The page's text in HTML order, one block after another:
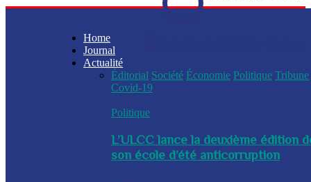
Home
Journal
Actualité
Éditorial Société Économie Politique Tribune
Covid-19
Politique
L’ULCC lance la deuxième édition
son école d’été anticorruption